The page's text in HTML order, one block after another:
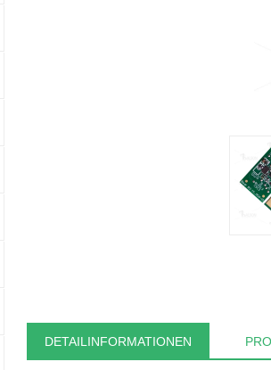
DETAILINFORMATIONEN